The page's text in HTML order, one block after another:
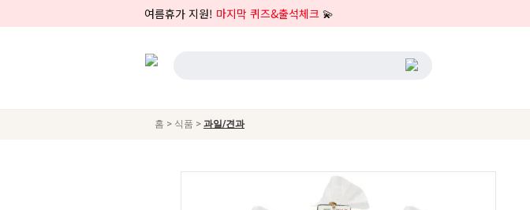
여름휴가 지원! 마지막 퀴즈&출석체크 💫
홈 > 식품 > 과일/견과